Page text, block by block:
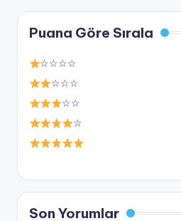
Puana Göre Sırala
☆☆☆☆
☆☆☆
☆☆
☆
Son Yorumlar